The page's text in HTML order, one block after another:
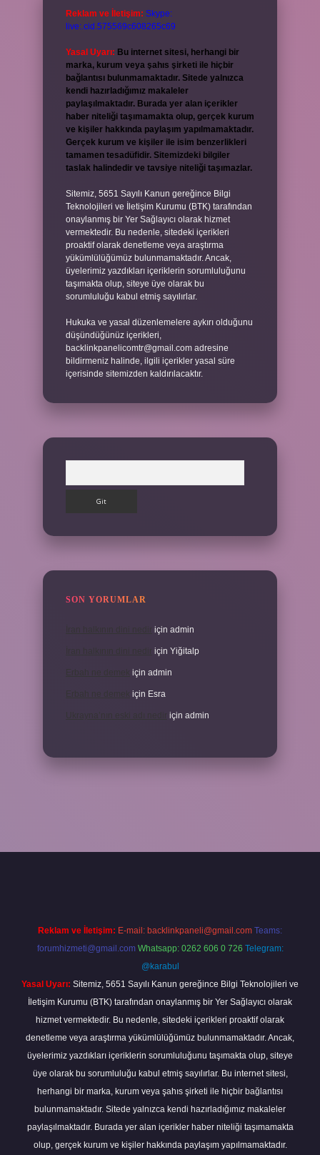
Reklam ve İletişim: Skype:
live:.cid.575569c608265c69
Yasal Uyarı: Bu internet sitesi, herhangi bir
marka, kurum veya şahıs şirketi ile hiçbir
bağlantısı bulunmamaktadır. Sitede yalnızca
kendi hazırladığımız makaleler
paylaşılmaktadır. Burada yer alan içerikler
haber niteliği taşımamakta olup, gerçek kurum
ve kişiler hakkında paylaşım yapılmamaktadır.
Gerçek kurum ve kişiler ile isim benzerlikleri
tamamen tesadüfidir. Sitemizdeki bilgiler
taslak halindedir ve tavsiye niteliği taşımazlar.
Sitemiz, 5651 Sayılı Kanun gereğince Bilgi
Teknolojileri ve İletişim Kurumu (BTK) tarafından
onaylanmış bir Yer Sağlayıcı olarak hizmet
vermektedir. Bu nedenle, sitedeki içerikleri
proaktif olarak denetleme veya araştırma
yükümlülüğümüz bulunmamaktadır. Ancak,
üyelerimiz yazdıkları içeriklerin sorumluluğunu
taşımakta olup, siteye üye olarak bu
sorumluluğu kabul etmiş sayılırlar.
Hukuka ve yasal düzenlemelere aykırı olduğunu
düşündüğünüz içerikleri,
backlinkpanelicomtr@gmail.com adresine
bildirmeniz halinde, ilgili içerikler yasal süre
içerisinde sitemizden kaldırılacaktır.
SON YORUMLAR
için admin
için Yiğitalp
Erbah ne demek için admin
Erbah ne demek için Esra
için admin
Reklam ve İletişim: E-mail: backlinkpaneli@gmail.com Teams:
forumhizmeti@gmail.com Whatsapp: 0262 606 0 726 Telegram:
@karabul
Yasal Uyarı: Sitemiz, 5651 Sayılı Kanun gereğince Bilgi Teknolojileri ve
İletişim Kurumu (BTK) tarafından onaylanmış bir Yer Sağlayıcı olarak
hizmet vermektedir. Bu nedenle, sitedeki içerikleri proaktif olarak
denetleme veya araştırma yükümlülüğümüz bulunmamaktadır. Ancak,
üyelerimiz yazdıkları içeriklerin sorumluluğunu taşımakta olup, siteye
üye olarak bu sorumluluğu kabul etmiş sayılırlar. Bu internet sitesi,
herhangi bir marka, kurum veya şahıs şirketi ile hiçbir bağlantısı
bulunmamaktadır. Sitede yalnızca kendi hazırladığımız makaleler
paylaşılmaktadır. Burada yer alan içerikler haber niteliği taşımamakta
olup, gerçek kurum ve kişiler hakkında paylaşım yapılmamaktadır.